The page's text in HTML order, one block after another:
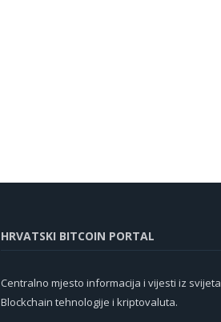
HRVATSKI BITCOIN PORTAL
Centralno mjesto informacija i vijesti iz svijeta
Blockchain tehnologije i kriptovaluta.